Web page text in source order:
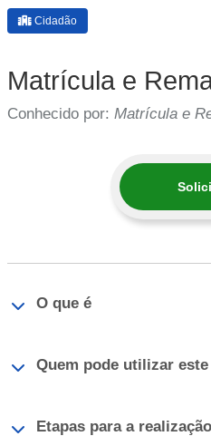
Cidadão
Matrícula e
Conhecido por: Matrícula e
O que é
Quem pode utilizar
Etapas para a